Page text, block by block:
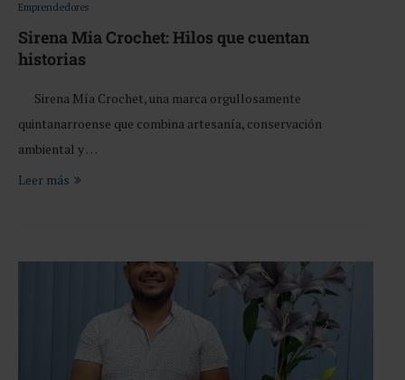
Emprendedores
Sirena Mia Crochet: Hilos que cuentan
historias
Sirena Mía Crochet, una marca orgullosamente
quintanarroense que combina artesanía, conservación
ambiental y …
Leer más